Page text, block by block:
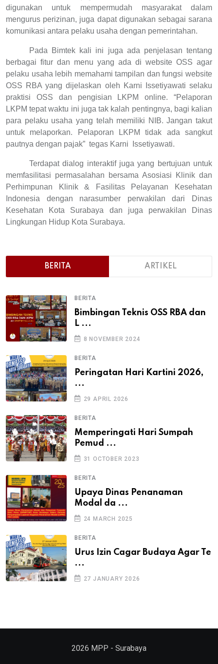
digunakan untuk mempermudah masyarakat dalam
mengurus perizinan, juga dapat digunakan sebagai sarana
komunikasi antara pelaku usaha dengan pemerintahan.
Pada Bimtek kali ini juga ada penjelasan tentang
berbagai fitur dan menu yang ada di website OSS agar
pelaku usaha lebih memahami tampilan dan fungsi website
OSS RBA yang dijelaskan oleh Karni Issetiyawati selaku
praktisi OSS dan pengisian LKPM online. “Pelaporan
LKPM tepat waktu ini juga tak kalah pentingnya, bagi kalian
para pelaku usaha yang telah memiliki NIB. Jangan takut
untuk melaporkan. Pelaporan LKPM tidak ada sangkut
pautnya dengan pajak” tegas Karni Issetiyawati.
Terdapat dialog interaktif juga yang bertujuan untuk
memfasilitasi permasalahan bersama Asosiasi Klinik dan
Perhimpunan Klinik & Fasilitas Pelayanan Kesehatan
Indonesia dengan narasumber perwakilan dari Dinas
Kesehatan Kota Surabaya dan juga perwakilan Dinas
Lingkungan Hidup Kota Surabaya.
BERITA ARTIKEL
BERITA
Bimbingan Teknis OSS RBA dan
L ...
8 NOVEMBER 2024
BERITA
Peringatan Hari Kartini 2026,
...
29 APRIL 2026
BERITA
Memperingati Hari Sumpah
Pemud ...
31 OCTOBER 2023
BERITA
Upaya Dinas Penanaman
Modal da ...
24 MARCH 2025
BERITA
Urus Izin Cagar Budaya Agar Te
...
27 JANUARY 2026
2026 MPP - Surabaya